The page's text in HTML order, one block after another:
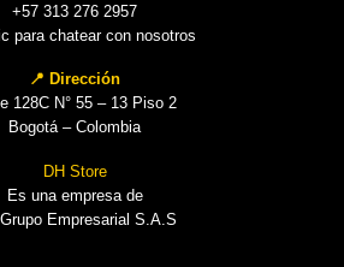
+57 313 276 2957
para chatear con nosotros
📍 Dirección
128C N° 55 – 13 Piso 2
Bogotá – Colombia
DH Store
Es una empresa de
Empresarial S.A.S